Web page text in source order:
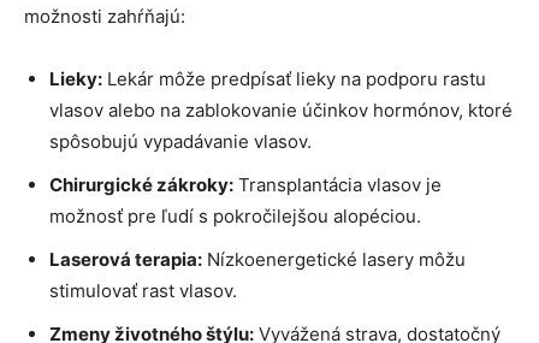
možnosti zahŕňajú:
Lieky: Lekár môže predpísať lieky na podporu rastu
vlasov alebo na zablokovanie účinkov hormónov, ktoré
spôsobujú vypadávanie vlasov.
Chirurgické zákroky: Transplantácia vlasov je
možnosť pre ľudí s pokročilejšou alopéciou.
Laserová terapia: Nízkoenergetické lasery môžu
stimulovať rast vlasov.
Zmeny životného štýlu: Vyvážená strava, dostatočný